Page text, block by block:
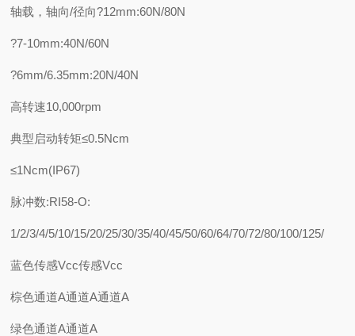
轴载，轴向/径向?12mm:60N/80N
?7-10mm:40N/60N
?6mm/6.35mm:20N/40N
高转速10,000rpm
典型启动转矩≤0.5Ncm
≤1Ncm(IP67)
脉冲数:RI58-O:
1/2/3/4/5/10/15/20/25/30/35/40/45/50/60/64/70/72/80/100/125/
蓝色传感Vcc传感Vcc
棕色通道A通道A通道A
绿色通道A通道A